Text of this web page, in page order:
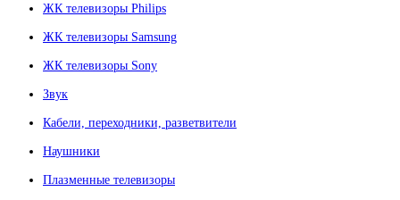
ЖК телевизоры Philips
ЖК телевизоры Samsung
ЖК телевизоры Sony
Звук
Кабели, переходники, разветвители
Наушники
Плазменные телевизоры